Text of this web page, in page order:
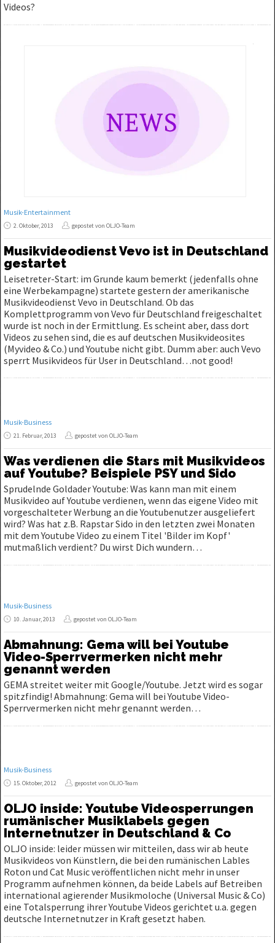
Videos?
Musik-Entertainment
2. Oktober, 2013 gepostet von OLJO-Team
Musikvideodienst Vevo ist in Deutschland
gestartet
Leisetreter-Start: im Grunde kaum bemerkt (jedenfalls ohne
eine Werbekampagne) startete gestern der amerikanische
Musikvideodienst Vevo in Deutschland. Ob das
Komplettprogramm von Vevo für Deutschland freigeschaltet
wurde ist noch in der Ermittlung. Es scheint aber, dass dort
Videos zu sehen sind, die es auf deutschen Musikvideosites
(Myvideo & Co.) und Youtube nicht gibt. Dumm aber: auch Vevo
sperrt Musikvideos für User in Deutschland…not good!
Musik-Business
21. Februar, 2013 gepostet von OLJO-Team
Was verdienen die Stars mit Musikvideos
auf Youtube? Beispiele PSY und Sido
Sprudelnde Goldader Youtube: Was kann man mit einem
Musikvideo auf Youtube verdienen, wenn das eigene Video mit
vorgeschalteter Werbung an die Youtubenutzer ausgeliefert
wird? Was hat z.B. Rapstar Sido in den letzten zwei Monaten
mit dem Youtube Video zu einem Titel 'Bilder im Kopf'
mutmaßlich verdient? Du wirst Dich wundern…
Musik-Business
10. Januar, 2013 gepostet von OLJO-Team
Abmahnung: Gema will bei Youtube
Video-Sperrvermerken nicht mehr
genannt werden
GEMA streitet weiter mit Google/Youtube. Jetzt wird es sogar
spitzfindig! Abmahnung: Gema will bei Youtube Video-
Sperrvermerken nicht mehr genannt werden…
Musik-Business
15. Oktober, 2012 gepostet von OLJO-Team
OLJO inside: Youtube Videosperrungen
rumänischer Musiklabels gegen
Internetnutzer in Deutschland & Co
OLJO inside: leider müssen wir mitteilen, dass wir ab heute
Musikvideos von Künstlern, die bei den rumänischen Lables
Roton und Cat Music veröffentlichen nicht mehr in unser
Programm aufnehmen können, da beide Labels auf Betreiben
international agierender Musikmoloche (Universal Music & Co)
eine Totalsperrung ihrer Youtube Videos gerichtet u.a. gegen
deutsche Internetnutzer in Kraft gesetzt haben.